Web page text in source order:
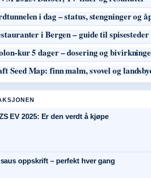
i dag – status, stengninger og
i Bergen – guide til spisesteder
kur 5 dager – dosering og
Seed Map: finn malm, svovel og
EV 2025: Er den verdt å kjøpe
oppskrift – perfekt hver gang